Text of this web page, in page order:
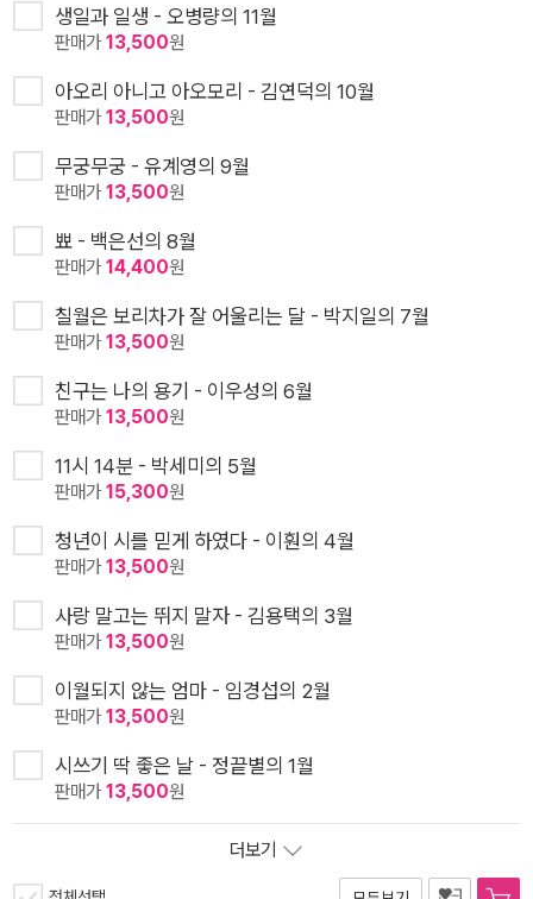
생일과 일생 - 오병량의 11월
판매가13,500원
아오리 아니고 아오모리 - 김연덕의 10월
판매가13,500원
무궁무궁 - 유계영의 9월
판매가13,500원
뾰 - 백은선의 8월
판매가14,400원
칠월은 보리차가 잘 어울리는 달 - 박지일의 7월
판매가13,500원
친구는 나의 용기 - 이우성의 6월
판매가13,500원
11시 14분 - 박세미의 5월
판매가15,300원
청년이 시를 믿게 하였다 - 이훤의 4월
판매가13,500원
사랑 말고는 뛰지 말자 - 김용택의 3월
판매가13,500원
이월되지 않는 엄마 - 임경섭의 2월
판매가13,500원
시쓰기 딱 좋은 날 - 정끝별의 1월
판매가13,500원
더보기